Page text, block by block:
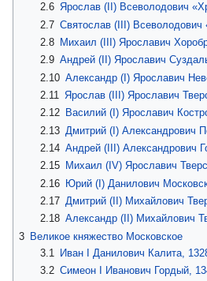
2.6 Ярослав (II) Всеволодович
2.7 Святослав (III)
2.8
Михаил (III) Ярославич
2.9 Андрей (II) Ярославич
2.10 Александр (I) Ярославич
2.11 Ярослав (III) Ярославич
2.12
Василий (I) Ярославич
2.13 Дмитрий (I) Александрович
2.14 Андрей (III) Александрович
2.15
Михаил (IV) Ярославич
2.16
Юрий (I) Данилович
2.17 Дмитрий (II) Михайлович
2.18 Александр (II) Михайлович
3 Великое княжество Московское
3.1
Иван I Данилович Калита,
3.2 Симеон I Иванович Гордый,